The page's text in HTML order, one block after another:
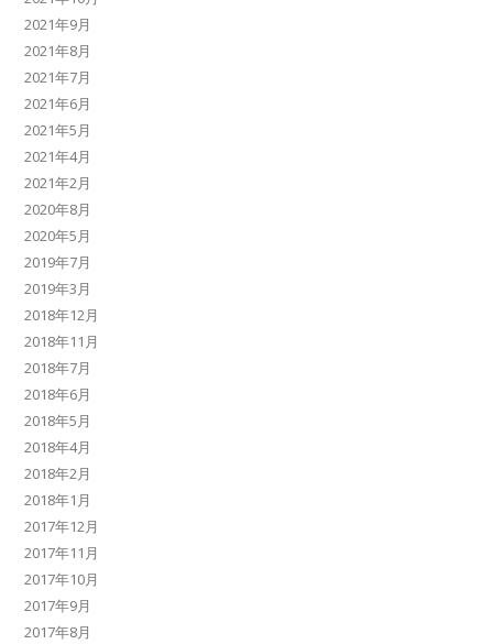
2021年9月
2021年8月
2021年7月
2021年6月
2021年5月
2021年4月
2021年2月
2020年8月
2020年5月
2019年7月
2019年3月
2018年12月
2018年11月
2018年7月
2018年6月
2018年5月
2018年4月
2018年2月
2018年1月
2017年12月
2017年11月
2017年10月
2017年9月
2017年8月